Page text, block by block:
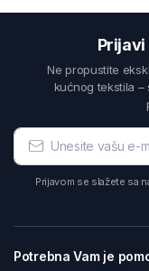
Ne propustite
kućnog tekstila
Prijavom se slažete sa
Potrebna Vam je